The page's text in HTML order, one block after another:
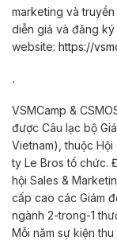
marketing và
diễn giả và đăng
website: https://
.
VSMCamp &
được Câu lạc bộ
Vietnam), thuộc
ty Le Bros tổ chức.
hội Sales &
cấp cao các Giám
ngành 2-trong-1
Mỗi năm sự kiện